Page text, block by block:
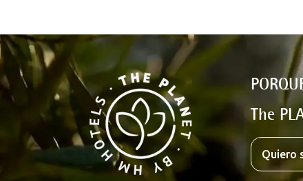
The
Quiero